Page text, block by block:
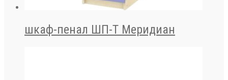
шкаф-пенал ШП-Т Меридиан